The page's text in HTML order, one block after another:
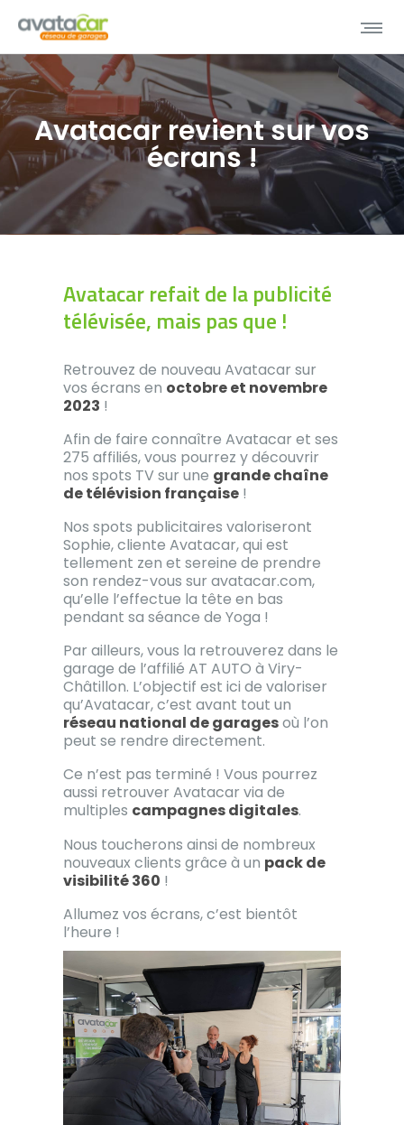
Avatacar revient sur vos
écrans !
Avatacar refait de la publicité
télévisée, mais pas que !
Retrouvez de nouveau Avatacar sur
vos écrans en octobre et novembre
2023 !
Afin de faire connaître Avatacar et ses
275 affiliés, vous pourrez y découvrir
nos spots TV sur une grande chaîne
de télévision française !
Nos spots publicitaires valoriseront
Sophie, cliente Avatacar, qui est
tellement zen et sereine de prendre
son rendez-vous sur avatacar.com,
qu’elle l’effectue la tête en bas
pendant sa séance de Yoga !
Par ailleurs, vous la retrouverez dans le
garage de l’affilié AT AUTO à Viry-
Châtillon. L’objectif est ici de valoriser
qu’Avatacar, c’est avant tout un
réseau national de garagesoù l’on
peut se rendre directement.
Ce n’est pas terminé ! Vous pourrez
aussi retrouver Avatacar via de
multiples campagnes digitales.
Nous toucherons ainsi de nombreux
nouveaux clients grâce à un pack de
visibilité 360 !
Allumez vos écrans, c’est bientôt
l’heure !